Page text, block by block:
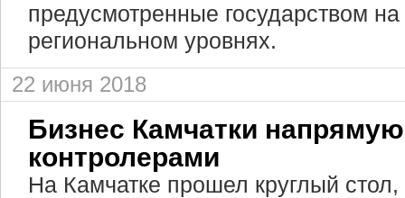
предусмотренные государством
региональном уровнях.
22 июня 2018
Бизнес Камчатки
контролерами
На Камчатке прошел круглый